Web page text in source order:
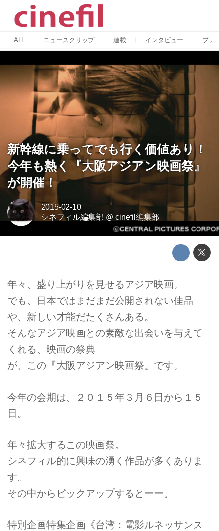
ALL ニュースクリップ 連載 インタビュー プレ
新幹線に乗ってでも行く価値あり！
今年も熱く『大阪アジアン映画祭』
が開催！
2015-02-10
シネフィル編集部 @ cinefil編集部
年々、盛り上がりを見せるアジア映画。
でも、日本ではまだまだ公開されない佳品
や、新しい才能だたくさんある。
そんなアジア映画との素敵な出会いを与えて
くれる、映画の祭典
が、この『大阪アジアン映画祭』です。
今年の会期は、２０１５年３月６日から１５
日。
年々拡大するこの映画祭。
シネフィル的に興味の湧く作品が多くありま
す。
その中からピックアップするとーー。
特別企画特集企画《台湾：電影ルネッサンス